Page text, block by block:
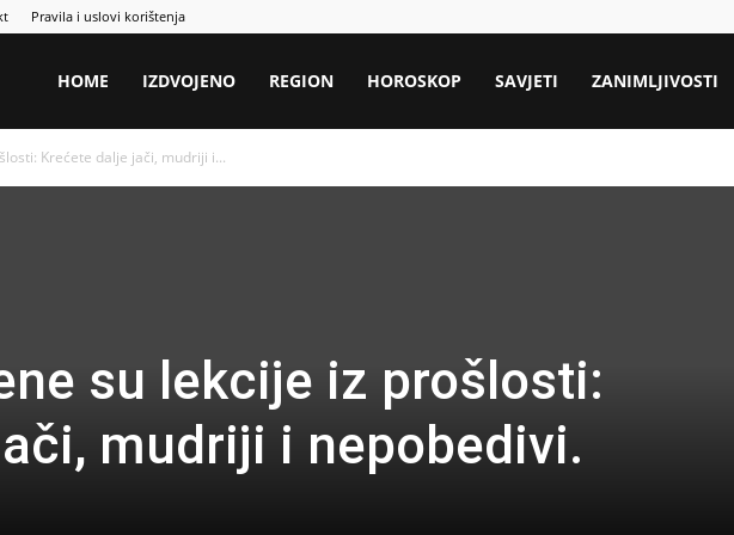
Pravila i uslovi korištenja
HOME IZDVOJENO REGION HOROSKOP SAVJETI ZANIMLJIVOSTI
Krećete dalje jači, mudriji i...
su lekcije iz prošlosti:
mudriji i nepobedivi.